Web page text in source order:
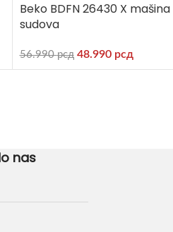
Beko BDFN 26430 X
sudova
56.990рсд 48.990 рсд
nas